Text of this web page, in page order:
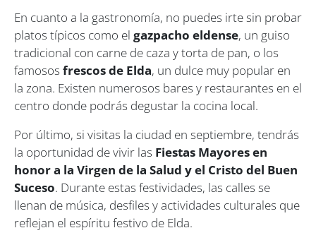
En cuanto a la gastronomía, no puedes irte sin probar
platos típicos como el gazpacho eldense, un guiso
tradicional con carne de caza y torta de pan, o los
famosos frescos de Elda, un dulce muy popular en
la zona. Existen numerosos bares y restaurantes en el
centro donde podrás degustar la cocina local.
Por último, si visitas la ciudad en septiembre, tendrás
la oportunidad de vivir las Fiestas Mayores en
honor a la Virgen de la Salud y el Cristo del Buen
Suceso. Durante estas festividades, las calles se
llenan de música, desfiles y actividades culturales que
reflejan el espíritu festivo de Elda.